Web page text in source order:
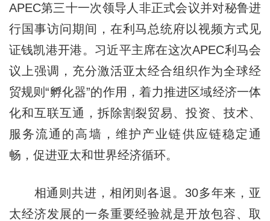
APEC第三十一次领导人非正式会议并对秘鲁进
行国事访问期间，在利马总统府以视频方式见
证钱凯港开港。习近平主席在这次APEC利马会
议上强调，充分激活亚太经合组织作为全球经
贸规则“孵化器”的作用，着力推进区域经济一体
化和互联互通，拆除割裂贸易、投资、技术、
服务流通的高墙，维护产业链供应链稳定通
畅，促进亚太和世界经济循环。
相通则共进，相闭则各退。30多年来，亚
太经济发展的一条重要经验就是开放包容、取